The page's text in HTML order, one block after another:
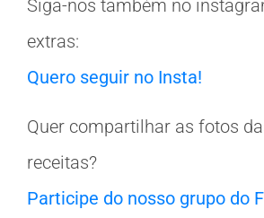
Siga-nos também no
extras:
Quero seguir no Insta!
Quer compartilhar as fotos
receitas?
Participe do nosso grupo do